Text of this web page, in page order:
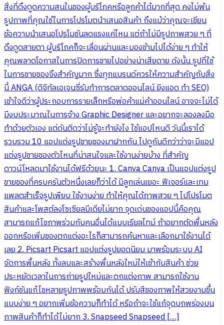
สิ่งที่ดึงดูดความสนในของผู้บริโภคหรือลูกค้าได้มากที่สุด คงไม่พ้น
รูปภาพที่คุณใช้ในการโปรโมตนำเสนอสินค้า ถึงแม้ว่าคุณจะเขียน
ข้อความนำเสนอโปรโมชันลดแรงแค่ไหน แต่ถ้าไม่มีรูปภาพสวย ๆ ที่
ดึงดูดสายตา ผู้บริโภคก็จะเลื่อนผ่านและมองข้ามไปได้ง่าย ๆ ทำให้
คุณพลาดโอกาสในการปิดการขายไปอย่างน่าเสียดาย ดังนั้น รูปที่ใช้
ในการขายของจึงสำคัญมาก ซึ่งทุกแบรนด์ควรให้ความสำคัญกับสิ่ง
นี้ ANGA (ดิจิทัลเอเจนซี่รับทำการตลาดออนไลน์ ยิงแอด ทำ SEO)
เข้าใจดีว่าผู้ประกอบการรายเล็กหรือพ่อค้าแม่ค้าออนไลน์ อาจจะไม่ได้
มีงบประมาณในการจ้าง Graphic Designer และอยากจะลองลงมือ
ทำด้วยตัวเอง แต่ดันติดว่าไม่รู้จะทำยังไง ใช้แอปไหนดี วันนี้เราได้
รวบรวม 10 แอปแต่งรูปขายของมาฝากกัน ไปดูกันดีกว่าว่าจะมีแอป
แต่งรูปขายของตัวไหนที่น่าสนใจและใช้งานง่ายบ้าง ที่สำคัญ
ดาวน์โหลดมาใช้งานได้ฟรีด้วยนะ 1. Canva Canva เป็นแอปแต่งรูป
ขายของที่ครบครันตัวหนึ่งเลยก็ว่าได้ มีลูกเล่นเยอะ ฟีเจอร์และเทม
แพลตสำเร็จรูปเพียบ ใช้งานง่าย ทำให้คุณได้ภาพสวย ๆ ไปโปรโมต
สินค้าและโพสต์ลงโซเซียลมีเดียไม่ยาก จุดเด่นของแอปนี้คือคุณ
สามารถแก้ไขภาพร่วมกับคนอื่นได้แบบเรียลไทม์ ถ้าอยากตัดพื้นหลัง
ออกหรือเพิ่มของตกแต่งอะไรก็สามารถค้นหาและเลือกมาใช้งานได้
เลย 2. Picsart Picsart แอปแต่งรูปยอดนิยม มาพร้อมระบบ AI
จัดการพื้นหลัง ทั้งลบและสร้างพื้นหลังใหม่ให้เข้ากับสินค้า ช่วย
ประหยัดเวลาในการถ่ายรูปใหม่และตกแต่งภาพ สามารถใช้งาน
ฟังก์ชันแก้ไขหลายรูปภาพพร้อมกันได้ ปรับสีของภาพให้สวยงามขึ้น
แบบง่าย ๆ อยากเพิ่มข้อความก็ทำได้ หรือถ้าจะใช้แก้จุดบกพร่องบน
ภาพสินค้าก็ทำได้ไม่ยาก 3. Snapseed Snapseed […]